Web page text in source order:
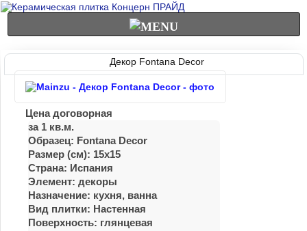
Декор Fontana Decor
Цена договорная
за 1 кв.м.
Образец: Fontana Decor
Размер (см): 15x15
Страна: Испания
Элемент: декоры
Назначение: кухня, ванна
Вид плитки: Настенная
Поверхность: глянцевая